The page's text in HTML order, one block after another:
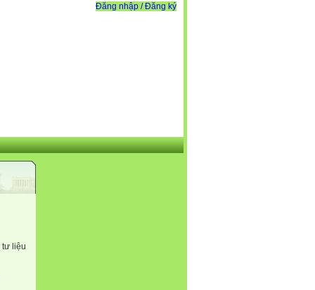
Đăng nhập / Đăng ký
tư liệu